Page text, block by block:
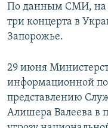
По данным СМИ, на
три концерта в
Запорожье.
29 июня
информационной
представлению
Алишера Валеева в